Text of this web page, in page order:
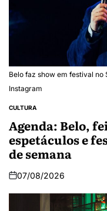
Belo faz show em festival no
Instagram
CULTURA
Agenda: Belo,
espetáculos e
de semana
07/08/2026